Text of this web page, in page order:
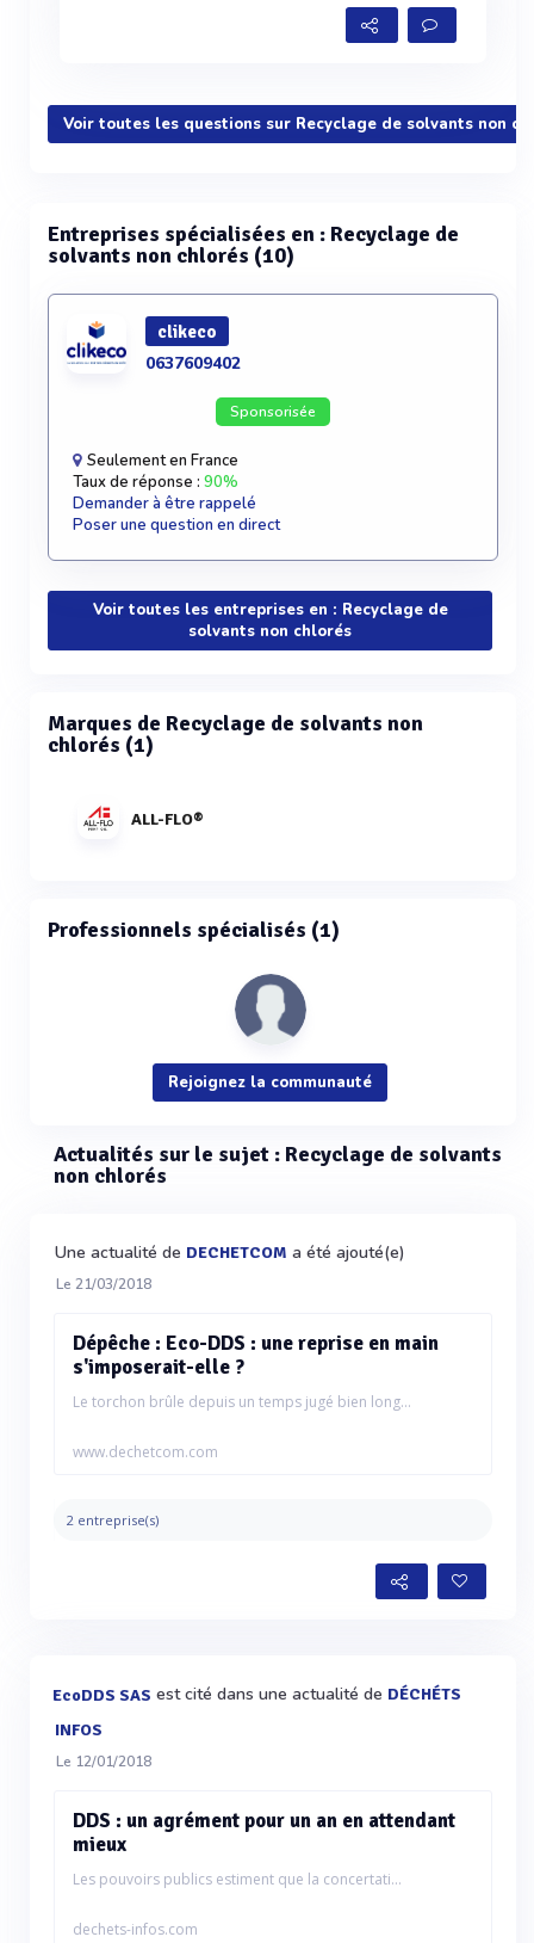
Voir toutes les questions sur Recyclage de solvants non
Entreprises spécialisées en : Recyclage de
solvants non chlorés (10)
clikeco
0637609402
Sponsorisée
Seulement en France
Taux de réponse : 90%
Demander à être rappelé
Poser une question en direct
Voir toutes les entreprises en : Recyclage de
solvants non chlorés
Marques de Recyclage de solvants non
chlorés (1)
ALL-FLO®
Professionnels spécialisés (1)
Rejoignez la communauté
Actualités sur le sujet : Recyclage de solvants
non chlorés
Une actualité de DECHETCOM a été ajouté(e)
Le 21/03/2018
Dépêche : Eco-DDS : une reprise en main
s'imposerait-elle ?
Le torchon brûle depuis un temps jugé bien long...
www.dechetcom.com
2 entreprise(s)
EcoDDS SAS est cité dans une actualité de DÉCHÉTS
INFOS
Le 12/01/2018
DDS : un agrément pour un an en attendant
mieux
Les pouvoirs publics estiment que la concertati...
dechets-infos.com